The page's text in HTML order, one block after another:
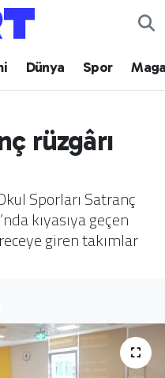
Dünya Spor
rüzgârı
Sporları Satranç
kıyasıya geçen
giren takımlar